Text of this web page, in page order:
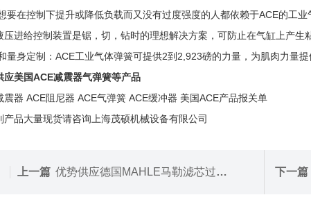
要在控制下提升或降低负载而又没有过度强度的人都依赖于ACE的工业
压进给控制装置是锯，切，钻时的理想解决方案，可防止在气缸上产生
量身定制：ACE工业气体弹簧可提供2到2,923磅的力量，为肌肉力量
应美国ACE减震器气弹簧等产品
震器 ACE阻尼器 ACE气弹簧 ACE缓冲器 美国ACE产品报关单
产品大量现货请咨询上海茂硕机械设备有限公司
上一篇 优势供应德国MAHLE马勒滤芯过滤器等产品 下一篇